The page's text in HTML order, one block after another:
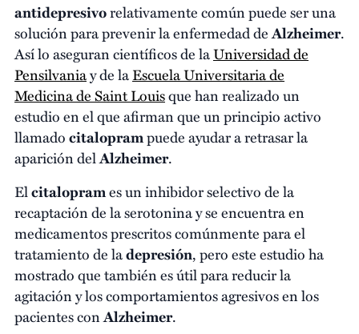
antidepresivorelativamente común puede ser una
solución para prevenir la enfermedad deAlzheimer.
Así lo aseguran científicos de laUniversidad de
Pensilvaniay de laEscuela Universitaria de
Medicina de Saint Louisque han realizado un
estudio en el que afirman que un principio activo
llamadocitaloprampuede ayudar a retrasar la
aparición delAlzheimer.
Elcitaloprames un inhibidor selectivo de la
recaptación de la serotonina y se encuentra en
medicamentos prescritos comúnmente para el
tratamiento de ladepresión, pero este estudio ha
mostrado que también es útil para reducir la
agitación y los comportamientos agresivos en los
pacientes conAlzheimer.